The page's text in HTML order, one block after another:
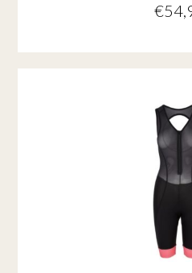
€
de